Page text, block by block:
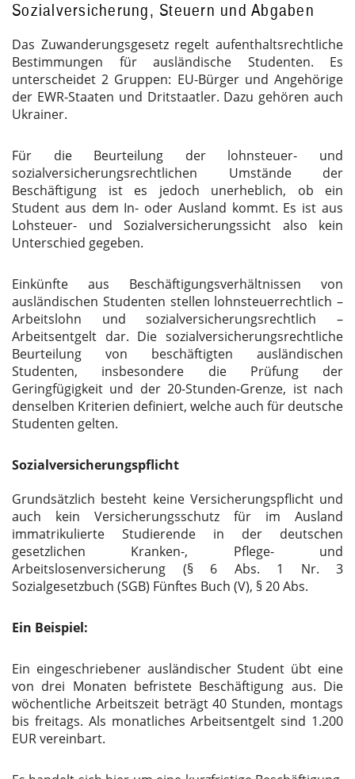
Sozialversicherung, Steuern und Abgaben
Das Zuwanderungsgesetz regelt aufenthaltsrechtliche
Bestimmungen für ausländische Studenten. Es
unterscheidet 2 Gruppen: EU-Bürger und Angehörige
der EWR-Staaten und Dritstaatler. Dazu gehören auch
Ukrainer.
Für die Beurteilung der lohnsteuer- und
sozialversicherungsrechtlichen Umstände der
Beschäftigung ist es jedoch unerheblich, ob ein
Student aus dem In- oder Ausland kommt. Es ist aus
Lohsteuer- und Sozialversicherungssicht also kein
Unterschied gegeben.
Einkünfte aus Beschäftigungsverhältnissen von
ausländischen Studenten stellen lohnsteuerrechtlich –
Arbeitslohn und sozialversicherungsrechtlich –
Arbeitsentgelt dar. Die sozialversicherungsrechtliche
Beurteilung von beschäftigten ausländischen
Studenten, insbesondere die Prüfung der
Geringfügigkeit und der 20-Stunden-Grenze, ist nach
denselben Kriterien definiert, welche auch für deutsche
Studenten gelten.
Sozialversicherungspflicht
Grundsätzlich besteht keine Versicherungspflicht und
auch kein Versicherungsschutz für im Ausland
immatrikulierte Studierende in der deutschen
gesetzlichen Kranken-, Pflege- und
Arbeitslosenversicherung (§ 6 Abs. 1 Nr. 3
Sozialgesetzbuch (SGB) Fünftes Buch (V), § 20 Abs.
Ein Beispiel:
Ein eingeschriebener ausländischer Student übt eine
von drei Monaten befristete Beschäftigung aus. Die
wöchentliche Arbeitszeit beträgt 40 Stunden, montags
bis freitags. Als monatliches Arbeitsentgelt sind 1.200
EURvereinbart.